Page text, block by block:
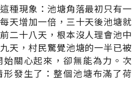
種現象：池塘角落最初只有一
天增加一倍，三十天後池塘就
二十八天，根本沒人理會池中
天，村民驚覺池塘的一半已被
關心起來，卻無能為力。次
形發生了：整個池塘布滿了荷